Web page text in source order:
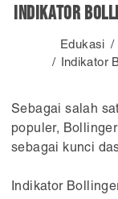
Indikator
Edukasi
Indikator
Sebagai salah
populer,
sebagai kunci
Indikator